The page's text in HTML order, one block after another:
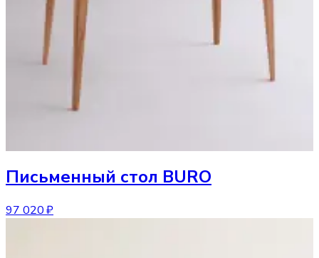
Письменный стол BURO
97 020 ₽